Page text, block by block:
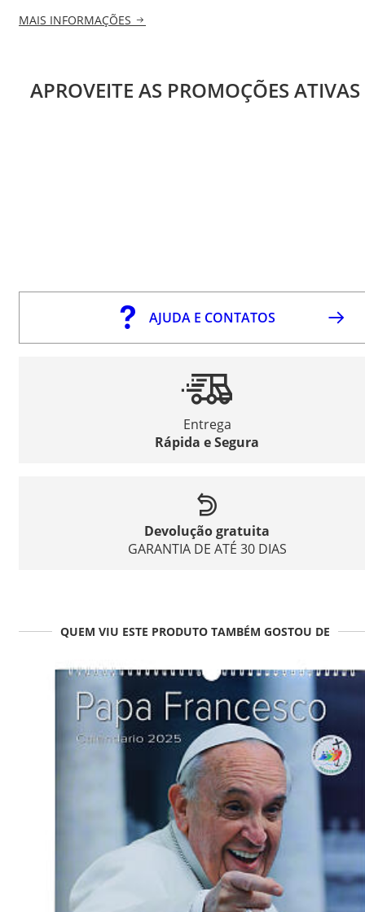
MAIS INFORMAÇÕES
APROVEITE AS PROMOÇÕES ATIVAS
AJUDA E CONTATOS
Entrega
Rápida e Segura
Devolução gratuita
GARANTIA DE ATÉ 30 DIAS
QUEM VIU ESTE PRODUTO TAMBÉM GOSTOU DE